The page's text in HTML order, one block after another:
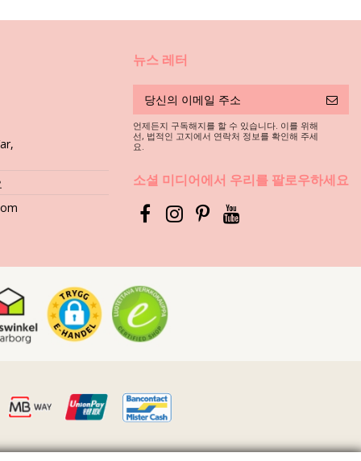
표면에 직접 닿게 되면 수영복의 부드러운 직물은 금세 손상됩니
까요? 인쇄 무늬와 패턴이 탈색됩니다. 그리고, 비키니에 보석, 진
가까운 세탁소에 문의하시기 바랍니다.
를 빼내세요. 타월 위에 다시 펴 놓고 그늘 아래에서 건조시키세요.
뉴스 레터
언제든지 구독해지를 할 수 있습니다. 이를 위해
선, 법적인 고지에서 연락처 정보를 확인해 주세
요.
소셜 미디어에서 우리를 팔로우하세요